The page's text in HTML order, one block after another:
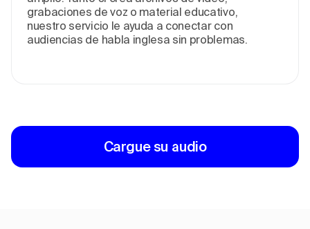
grabaciones de voz o material educativo,
nuestro servicio le ayuda a conectar con
audiencias de habla inglesa sin problemas.
Cargue su audio